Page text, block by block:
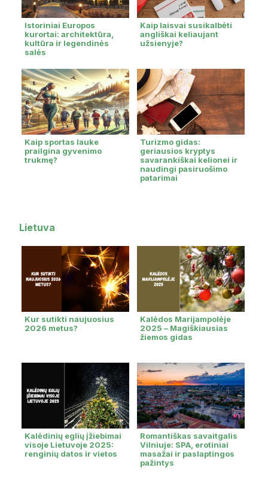
Istoriniai Europos
kurortai: architektūra,
kultūra ir legendinės
salės
Kaip laisvai susikalbėti
angliškai keliaujant
užsienyje?
Kaip sportas lauke
prailgina gyvenimo
trukmę?
Turizmo gidas:
geriausios kryptys
savarankiškai kelionei ir
naudingi pasiruošimo
patarimai
Lietuva
Kur sutikti naujuosius
2026 metus?
Kalėdos Marijampolėje
2025 – Magiškiausias
žiemos gidas
Kalėdinių eglių įžiebimai
visoje Lietuvoje 2025:
renginių datos ir vietos
Romantiškas savaitgalis
Vilniuje: SPA, erotiniai
masažai ir paslaptingos
pažintys